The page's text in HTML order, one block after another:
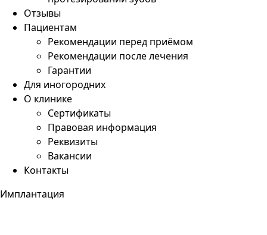
Отзывы
Пациентам
Рекомендации перед приёмом
Рекомендации после лечения
Гарантии
Для иногородних
О клинике
Сертификаты
Правовая информация
Реквизиты
Вакансии
Контакты
Имплантация